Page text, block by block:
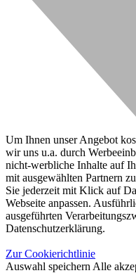
Um Ihnen unser Angebot
wir uns u.a. durch
nicht-werbliche Inhalte auf
mit ausgewählten Partnern
Sie jederzeit mit Klick auf
Webseite anpassen.
ausgeführten
Datenschutzerklärung.
Zur Cookierichtlinie
Auswahl speichern Alle